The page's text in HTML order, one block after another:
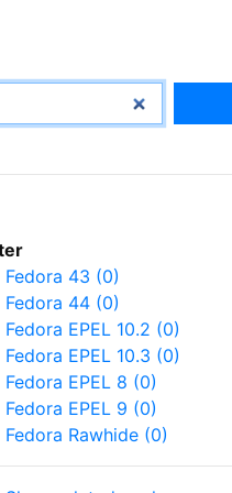
Fedora 43 (0)
Fedora 44 (0)
Fedora EPEL 10.2 (0)
Fedora EPEL 10.3 (0)
Fedora EPEL 8 (0)
Fedora EPEL 9 (0)
Fedora Rawhide (0)